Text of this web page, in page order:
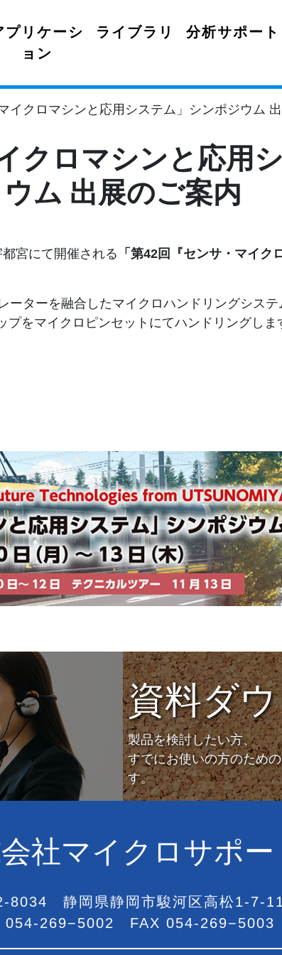
プリケーシ
ョン
ライブラリ 分析サポート
イクロマシンと応用システム」シンポジウム
クロマシンと応用
ウム 出展のご案内
宮にて開催される
「第42回『センサ・マイ
ーターを融合したマイクロハンドリングシス
をマイクロピンセットにてハンドリングしま
資料ダ
製品を検討したい方、
すでにお使いの方のため
す。
社マイクロサポー
8034 静岡県静岡市駿河区高松1-7-
054-269−5002 FAX 054-269−5003